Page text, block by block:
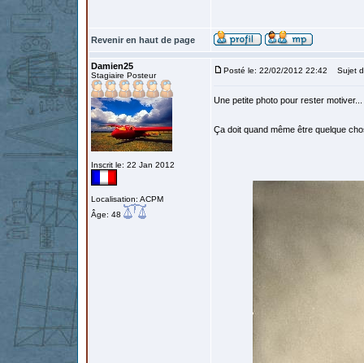
Revenir en haut de page
Damien25
Stagiaire Posteur
Inscrit le: 22 Jan 2012
Localisation: ACPM
Âge: 48
Posté le: 22/02/2012 22:42 Sujet
Une petite photo pour rester motiver...
Ça doit quand même être quelque